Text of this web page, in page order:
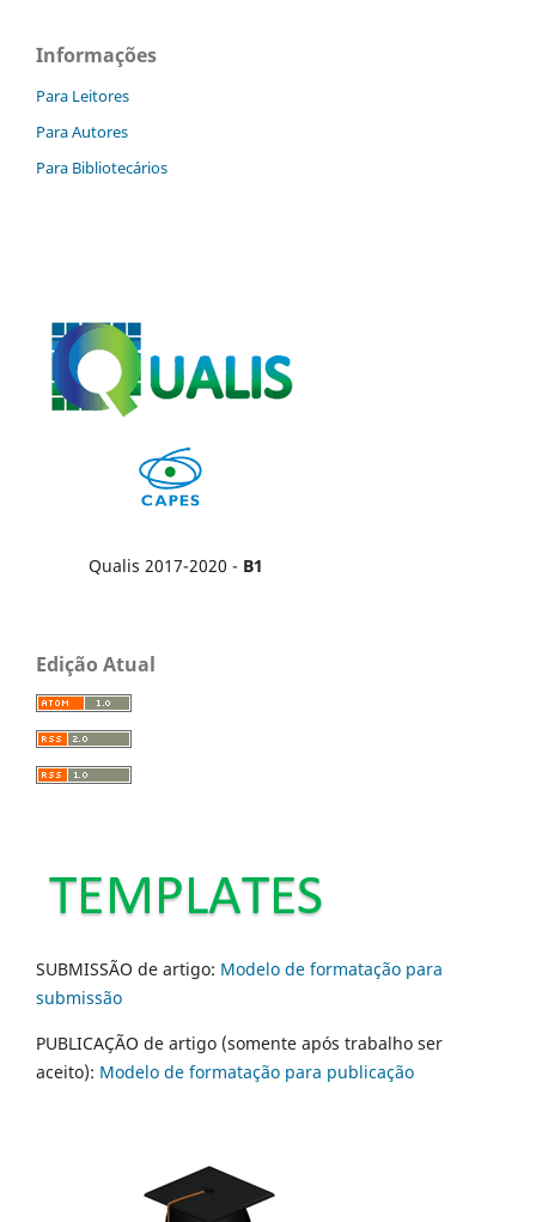
Informações
Para Leitores
Para Autores
Para Bibliotecários
Qualis 2017-2020 - B1
Edição Atual
SUBMISSÃO de artigo: Modelo de formatação para
submissão
PUBLICAÇÃO de artigo (somente após trabalho ser
aceito): Modelo de formatação para publicação